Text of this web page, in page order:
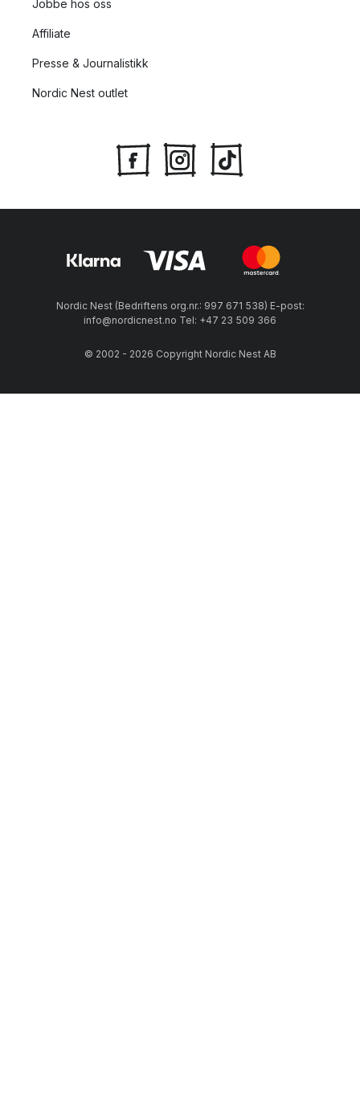
Jobbe hos oss
Affiliate
Presse & Journalistikk
Nordic Nest outlet
Nordic Nest (Bedriftens org.nr.: 997 671 538) E-post:
info@nordicnest.no Tel: +47 23 509 366
© 2002 - 2026 Copyright Nordic Nest AB